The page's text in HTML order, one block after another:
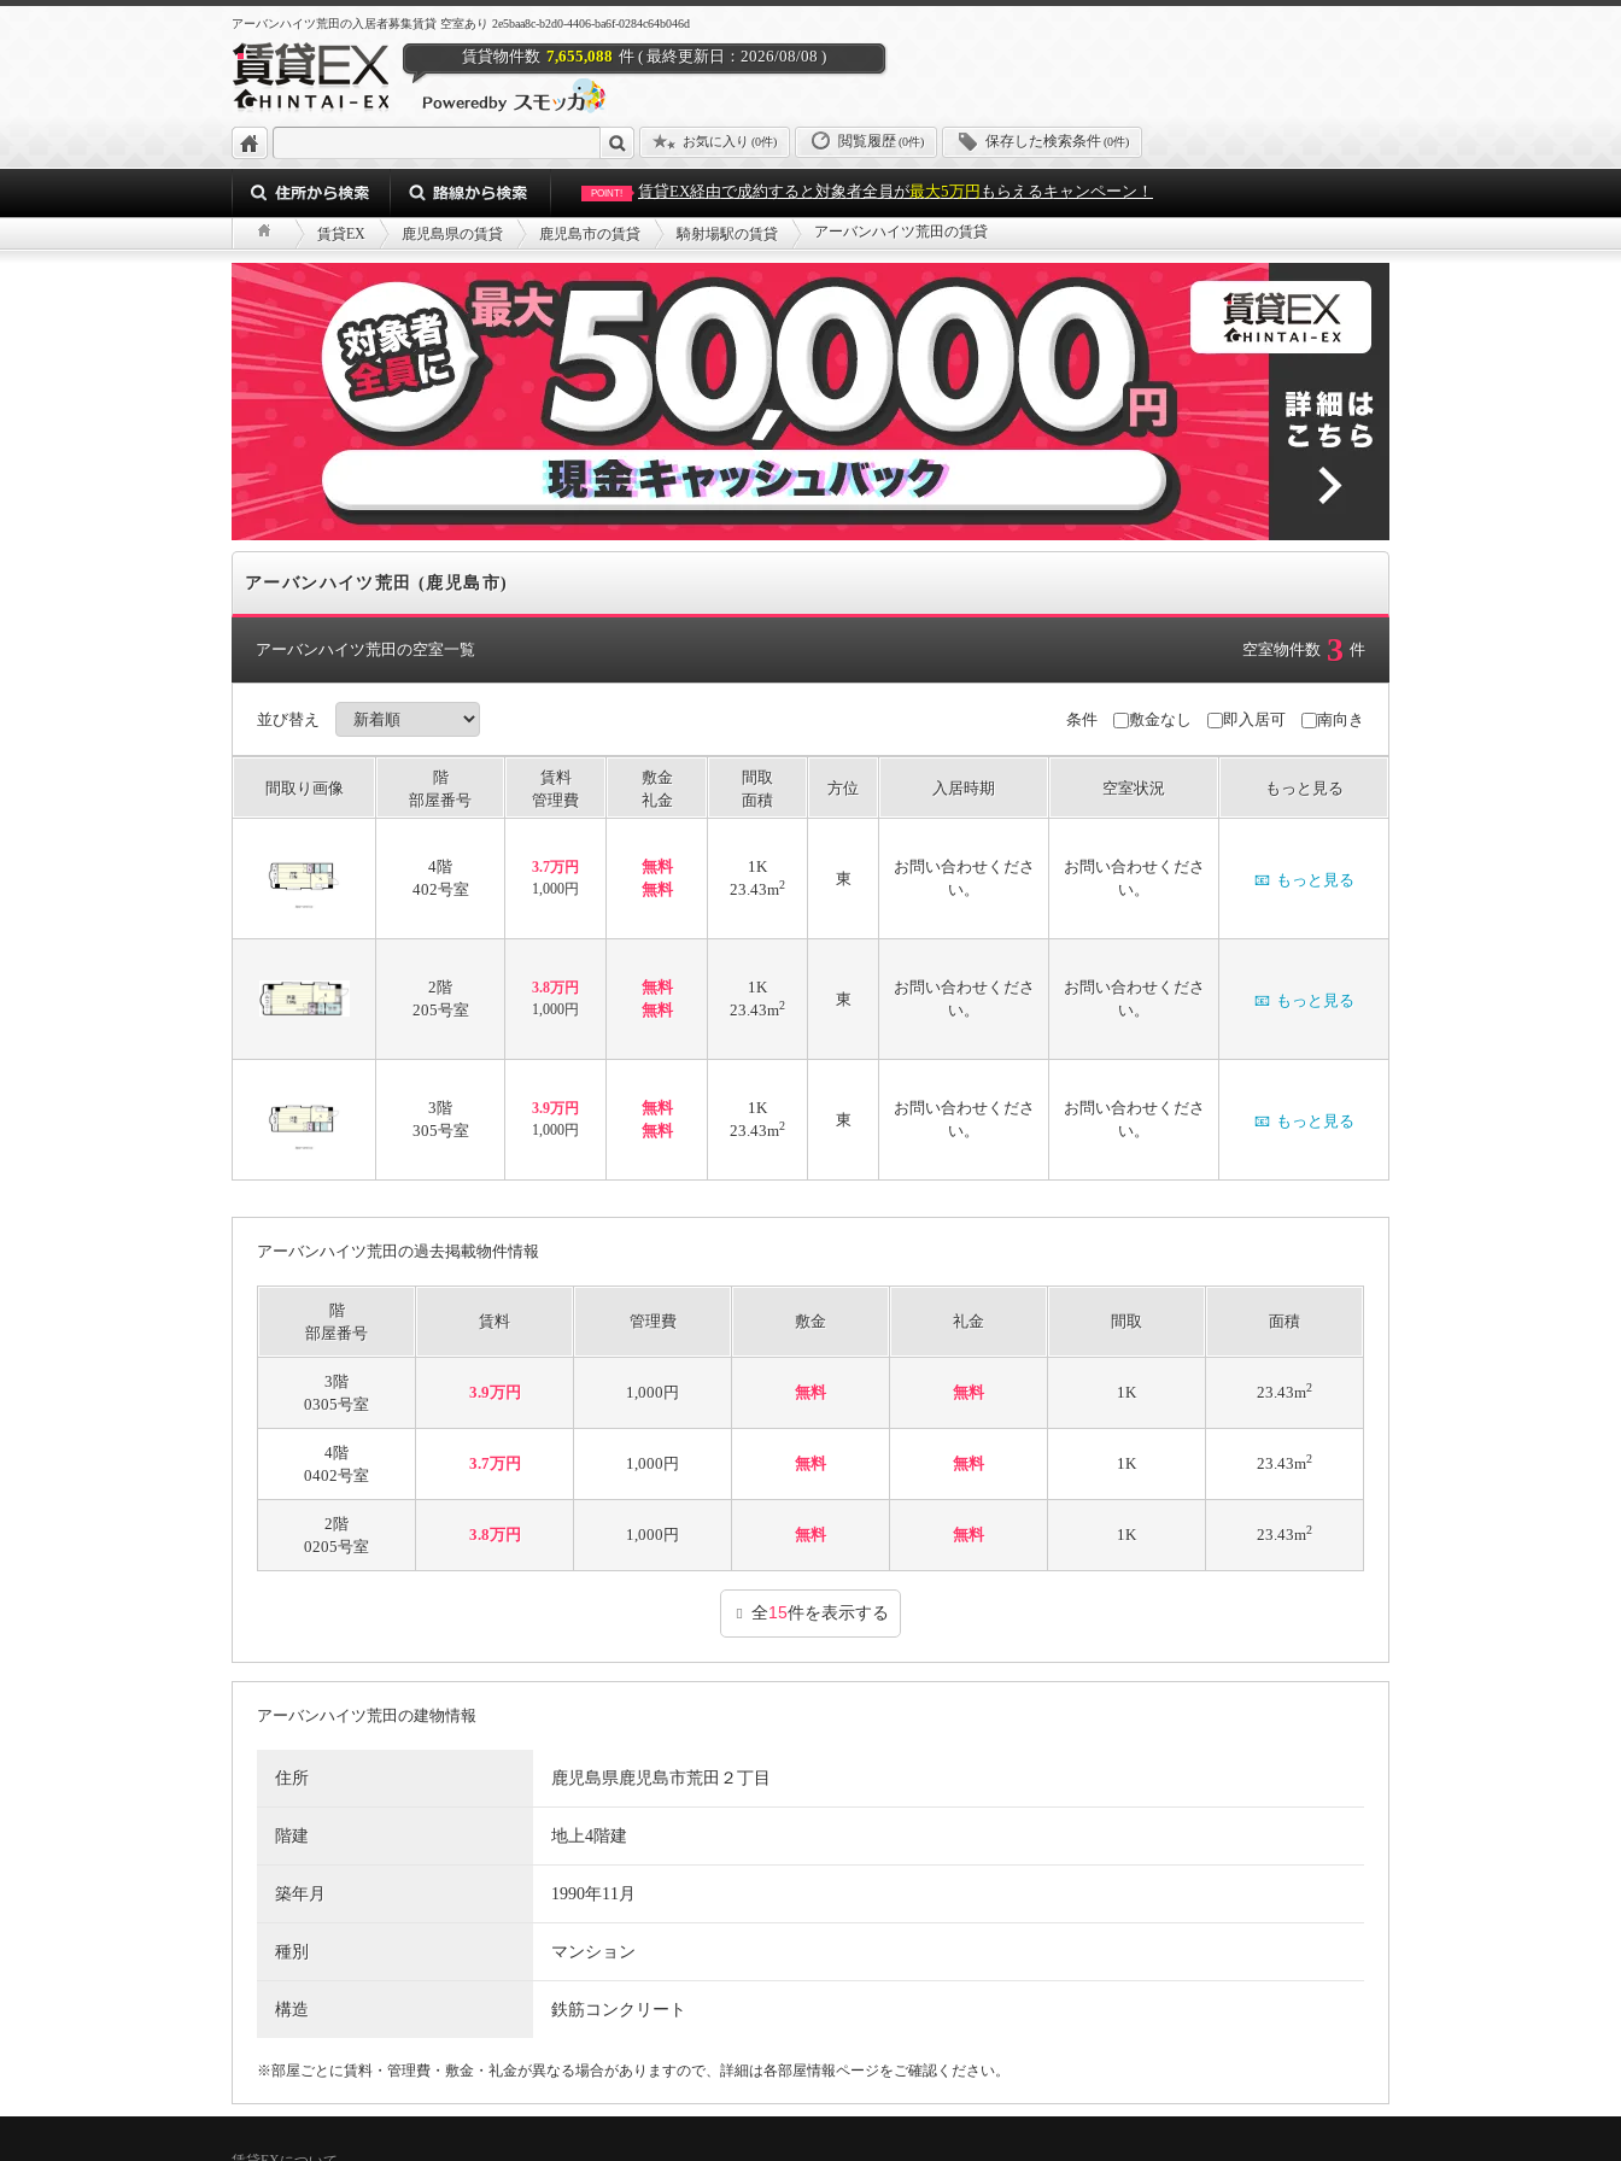
アーバンハイツ荒田の入居者募集賃貸 空室あり 2e5baa8c-b2d0-4406-ba6f-0284c64b046d
賃貸物件数 7,655,088 件 ( 最終更新日：2026/08/08 )
お気に入り (0件) 閲覧履歴(0件) 保存した検索条件(0件)
POINT! 賃貸EX経由で成約すると対象者全員が最大5万円 もらえるキャンペーン！
賃貸EX 鹿児島県の賃貸 鹿児島市の賃貸 騎射場駅の賃貸 アーバンハイツ荒田の賃貸
アーバンハイツ荒田 (鹿児島市)
アーバンハイツ荒田の空室一覧 空室物件数 3 件
並び替え 条件 敷金なし 即入居可 南向き
間取り画像
階
部屋番号
賃料
管理費
敷金
礼金
間取
面積
方位 入居時期 空室状況 もっと見る
4階
402号室
3.7万円
1,000円
無料
無料
1K
23.43m2 東
お問い合わせくださ
い。
お問い合わせくださ
い。
📧 もっと見る
2階
205号室
3.8万円
1,000円
無料
無料
1K
23.43m2 東
お問い合わせくださ
い。
お問い合わせくださ
い。
📧 もっと見る
3階
305号室
3.9万円
1,000円
無料
無料
1K
23.43m2 東
お問い合わせくださ
い。
お問い合わせくださ
い。
📧 もっと見る
アーバンハイツ荒田の過去掲載物件情報
階
部屋番号
賃料 管理費 敷金 礼金 間取 面積
3階
0305号室
3.9万円 1,000円 無料 無料 1K 23.43m2
4階
0402号室
3.7万円 1,000円 無料 無料 1K 23.43m2
2階
0205号室
3.8万円 1,000円 無料 無料 1K 23.43m2
全15件を表示する
アーバンハイツ荒田の建物情報
住所 鹿児島県鹿児島市荒田２丁目
階建 地上4階建
築年月 1990年11月
種別 マンション
構造 鉄筋コンクリート
※部屋ごとに賃料・管理費・敷金・礼金が異なる場合がありますので、詳細は各部屋情報ページをご確認ください。